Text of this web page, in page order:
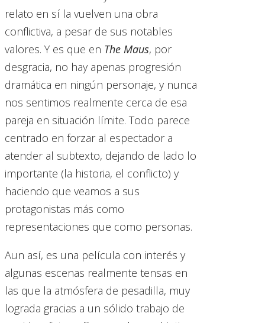
relato en sí la vuelven una obra
conflictiva, a pesar de sus notables
valores. Y es que en The Maus, por
desgracia, no hay apenas progresión
dramática en ningún personaje, y nunca
nos sentimos realmente cerca de esa
pareja en situación límite. Todo parece
centrado en forzar al espectador a
atender al subtexto, dejando de lado lo
importante (la historia, el conflicto) y
haciendo que veamos a sus
protagonistas más como
representaciones que como personas.
Aun así, es una película con interés y
algunas escenas realmente tensas en
las que la atmósfera de pesadilla, muy
lograda gracias a un sólido trabajo de